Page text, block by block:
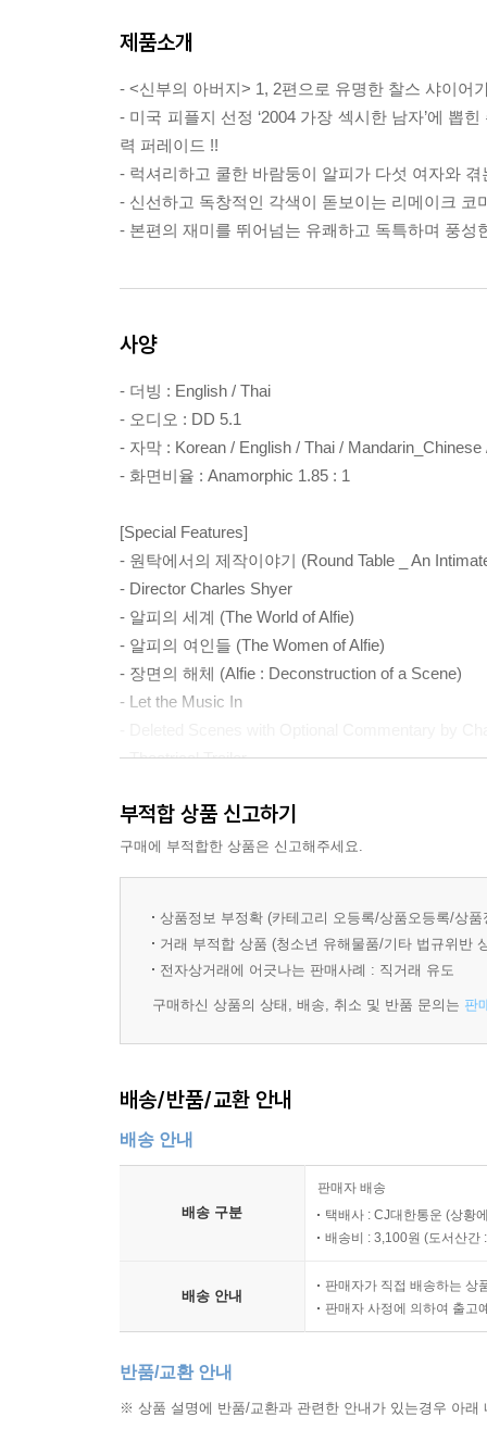
제품소개
- <신부의 아버지> 1, 2편으로 유명한 찰스 샤이어
- 미국 피플지 선정 ‘2004 가장 섹시한 남자’에 뽑
력 퍼레이드 !!
- 럭셔리하고 쿨한 바람둥이 알피가 다섯 여자와
- 신선하고 독창적인 각색이 돋보이는 리메이크 코
- 본편의 재미를 뛰어넘는 유쾌하고 독특하며 풍
사양
- 더빙 : English / Thai
- 오디오 : DD 5.1
- 자막 : Korean / English / Thai /
- 화면비율 : Anamorphic 1.85 : 1
[Special Features]
- 원탁에서의 제작이야기 (Round Table _ An
- Director Charles Shyer
- 알피의 세계 (The World of Alfie)
- 알피의 여인들 (The Women of Alfie)
- 장면의 해체 (Alfie : Deconstruction of a Scene)
- Let the Music In
- Theatrical Trailer
- Production Gallery
- Storyboard Gallery
부적합 상품 신고하기
구매에 부적합한 상품은 신고해주세요.
상품정보 부정확 (카테고리 오등록/상품오등록/상
거래 부적합 상품 (청소년 유해물품/기타 법규위반
전자상거래에 어긋나는 판매사례 : 직거래 유도
구매하신 상품의 상태, 배송, 취소 및 반품 문의는 판
배송/반품/교환 안내
배송 안내
배송 구분
판매자 배송
택배사 : CJ대한통운 (상황
배송비 : 3,100원 (도서산간
배송 안내
판매자가 직접 배송하는 상
판매자 사정에 의하여 출고
반품/교환 안내
※ 상품 설명에 반품/교환과 관련한 안내가 있는경우 아